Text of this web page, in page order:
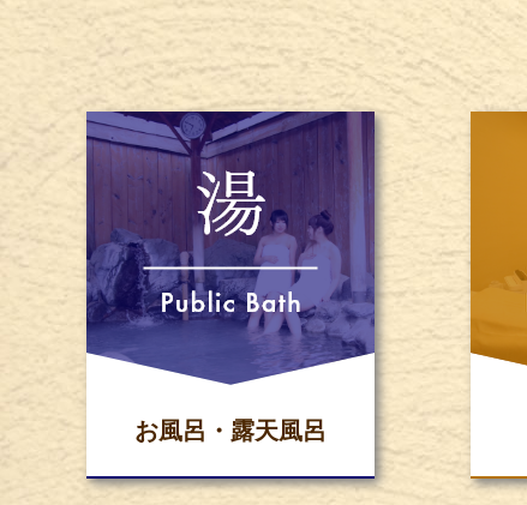
お風呂・露天風呂